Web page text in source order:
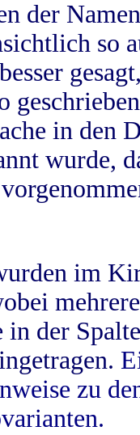
der
so
in
wurde,
im
der
zu